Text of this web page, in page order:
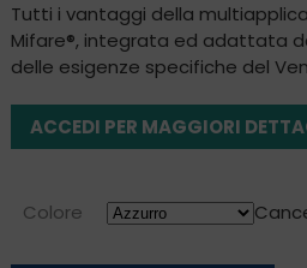
Tutti i vantaggi della
Mifare®, integrata ed adattata
delle esigenze specifiche del
ACCEDI PER MAGGIORI
Colore